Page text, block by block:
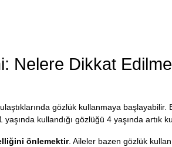
Nelere Dikkat
gözlük kullanmaya
yaşında kullandığı gözlüğü 4 yaşında artık
önlemektir. Aileler bazen gözlük